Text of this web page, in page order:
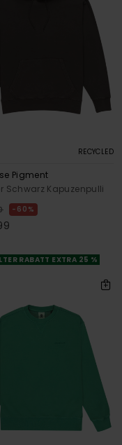
RECYCLED
Pigment
Schwarz Kapuzenpulli
60%
RABATT EXTRA 25 %